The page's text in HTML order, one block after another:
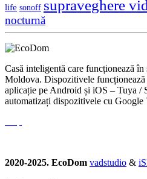
life sonoff supraveghere
nocturnă
Casă inteligentă care funcționează
Moldova. Dispozitivele
aplicație pe Android și iOS – Tuya /
automatizați dispozitivele cu Google
2020-2025. EcoDom vadstudio &